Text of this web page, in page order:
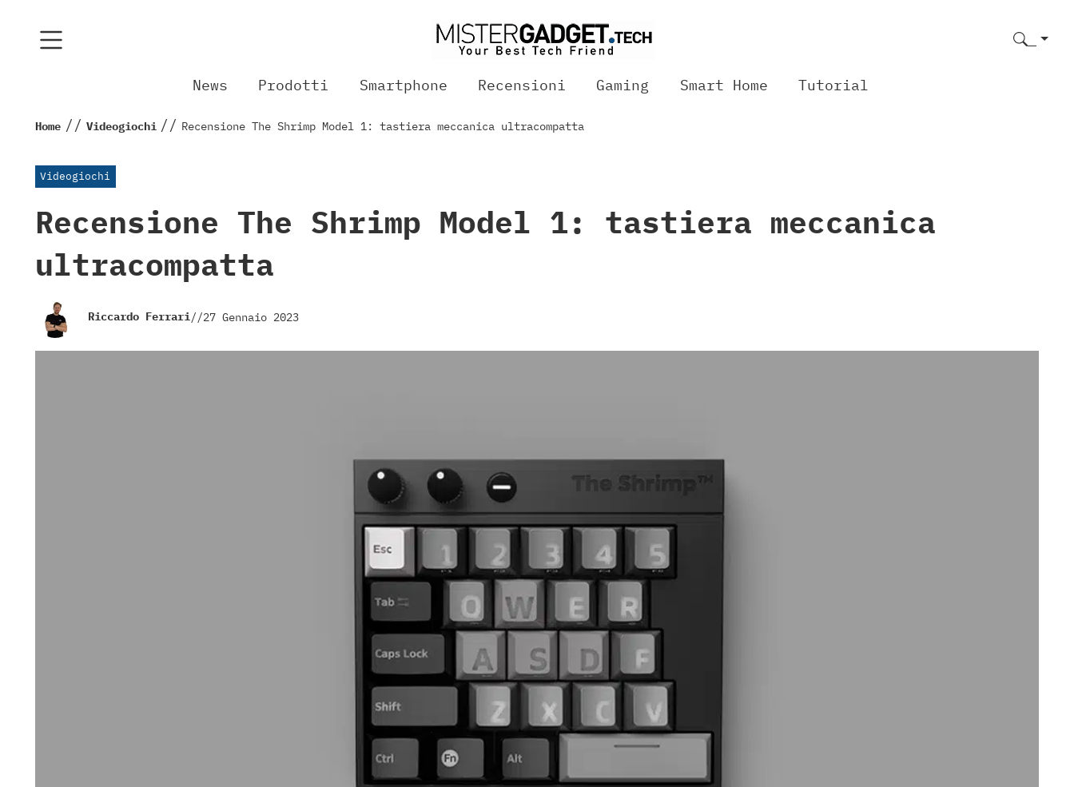
News Prodotti Smartphone Recensioni Gaming Smart Home Tutorial
Home // Videogiochi // Recensione The Shrimp Model 1: tastiera meccanica ultracompatta
Videogiochi
Recensione The Shrimp Model 1: tastiera meccanica
ultracompatta
Riccardo Ferrari//27 Gennaio 2023